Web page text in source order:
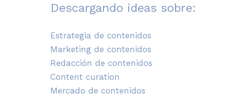
Descargando ideas sobre:
Estrategia de contenidos
Marketing de contenidos
Redacción de contenidos
Content curation
Mercado de contenidos